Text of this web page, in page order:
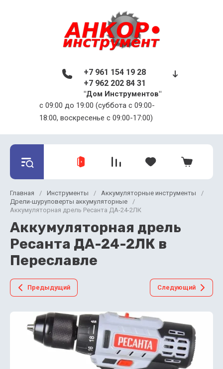
c 09:00 до 19:00 (суббота с 09:00-
18:00, воскресенье с 09:00-17:00)
+7 961 154 19 28
+7 962 202 84 31
"Дом Инструментов"
Главная / Инструменты / Аккумуляторные инструменты
/
Дрели-шуруповерты аккумуляторные
/
Аккумуляторная дрель Ресанта ДА-24-2ЛК
Аккумуляторная дрель
Ресанта ДА-24-2ЛК в
Переславле
Предыдущий Следующий